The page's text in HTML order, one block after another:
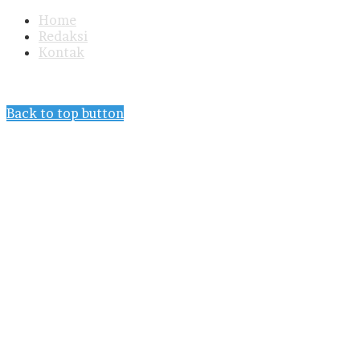
Home
Redaksi
Kontak
Back to top button